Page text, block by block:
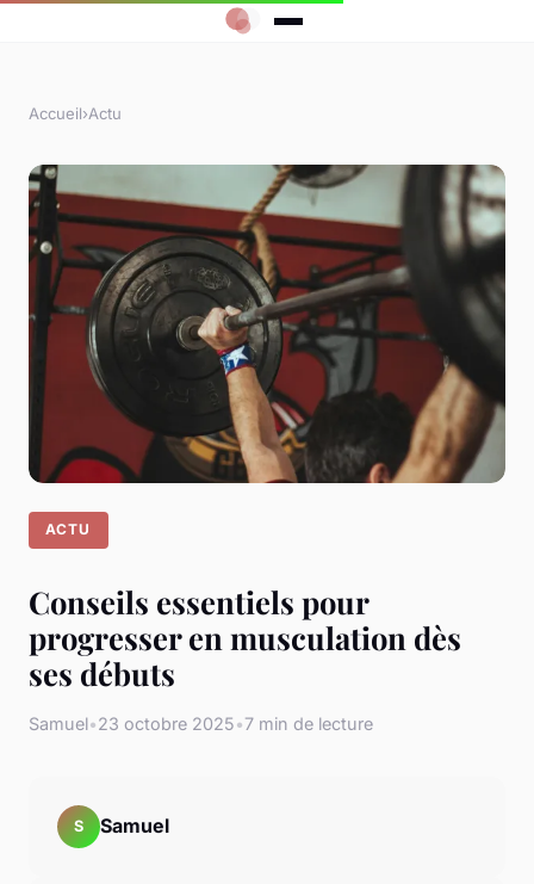
Accueil›Actu
ACTU
Conseils essentiels pour
progresser en musculation dès
ses débuts
Samuel•23 octobre 2025•7 min de lecture
S Samuel